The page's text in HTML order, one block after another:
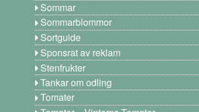
Sommar
Sommarblommor
Sortguide
Sponsrat av reklam
Stenfrukter
Tankar om odling
Tomater